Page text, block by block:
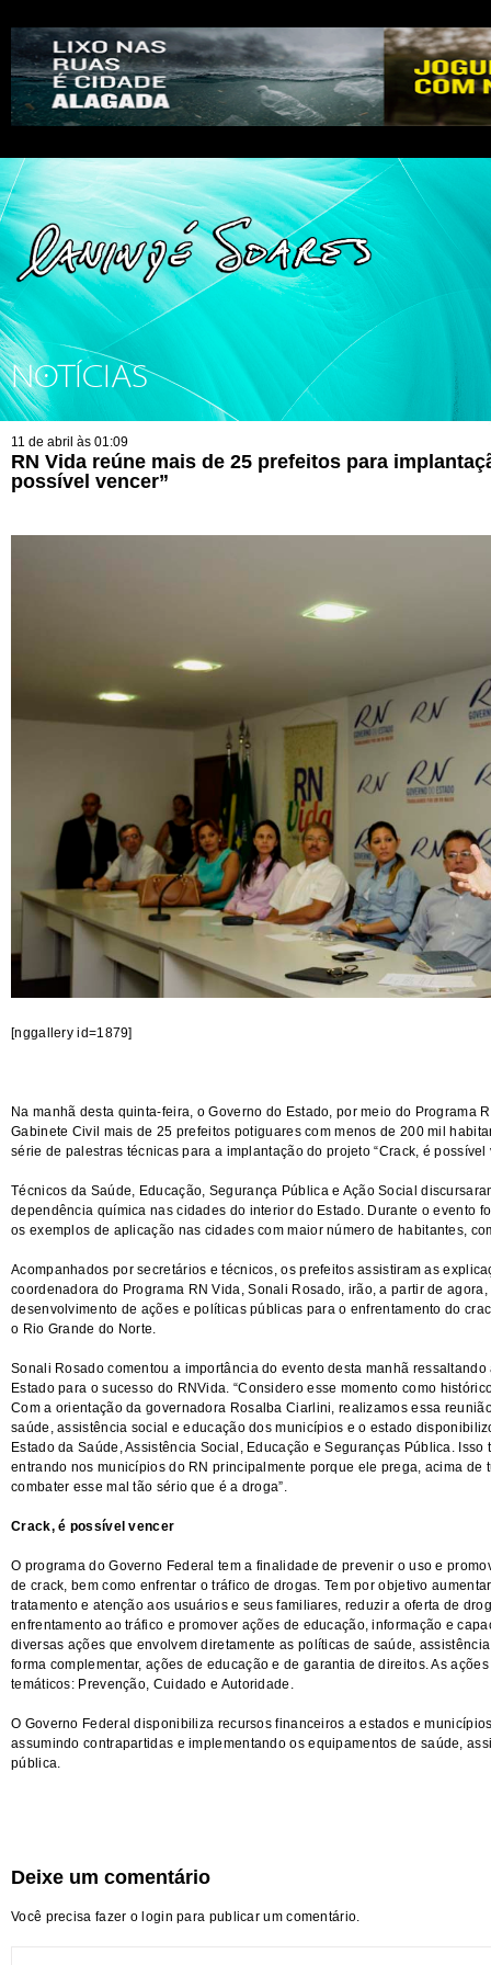
NOTÍCIAS
11 de abril às 01:09
RN Vida reúne mais de 25 prefeitos para
possível vencer”
[nggallery id=1879]
Na manhã desta quinta-feira, o Governo do Estado, por meio do Programa
Gabinete Civil mais de 25 prefeitos potiguares com menos de 200 mil
série de palestras técnicas para a implantação do projeto “Crack, é possível
Técnicos da Saúde, Educação, Segurança Pública e Ação Social
dependência química nas cidades do interior do Estado. Durante o evento
os exemplos de aplicação nas cidades com maior número de habitantes,
Acompanhados por secretários e técnicos, os prefeitos assistiram as
coordenadora do Programa RN Vida, Sonali Rosado, irão, a partir de
desenvolvimento de ações e políticas públicas para o enfrentamento do
o Rio Grande do Norte.
Sonali Rosado comentou a importância do evento desta manhã
Estado para o sucesso do RNVida. “Considero esse momento como
Com a orientação da governadora Rosalba Ciarlini, realizamos essa
saúde, assistência social e educação dos municípios e o estado
Estado da Saúde, Assistência Social, Educação e Seguranças Pública.
entrando nos municípios do RN principalmente porque ele prega, acima de
combater esse mal tão sério que é a droga”.
Crack, é possível vencer
O programa do Governo Federal tem a finalidade de prevenir o uso e
de crack, bem como enfrentar o tráfico de drogas. Tem por objetivo
tratamento e atenção aos usuários e seus familiares, reduzir a oferta de
enfrentamento ao tráfico e promover ações de educação, informação e
diversas ações que envolvem diretamente as políticas de saúde,
forma complementar, ações de educação e de garantia de direitos. As
temáticos: Prevenção, Cuidado e Autoridade.
O Governo Federal disponibiliza recursos financeiros a estados e
assumindo contrapartidas e implementando os equipamentos de saúde,
pública.
Deixe um comentário
Você precisa fazer o login para publicar um comentário.